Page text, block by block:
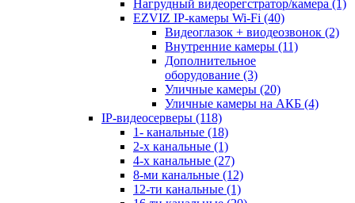
Нагрудный видеорегстратор/камера (1)
EZVIZ IP-камеры Wi-Fi (40)
Видеоглазок + виодеозвонок (2)
Внутренние камеры (11)
Дополнительное
оборудование (3)
Уличные камеры (20)
Уличные камеры на АКБ (4)
IP-видеосерверы (118)
1- канальные (18)
2-х канальные (1)
4-х канальные (27)
8-ми канальные (12)
12-ти канальные (1)